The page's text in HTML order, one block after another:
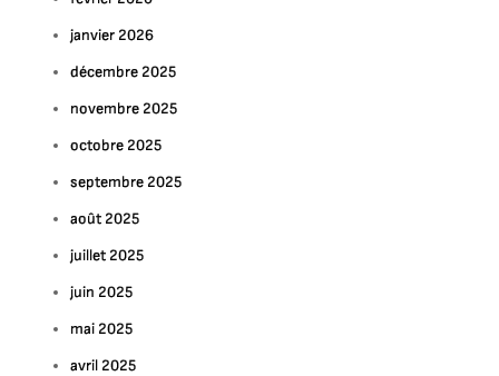
janvier 2026
décembre 2025
novembre 2025
octobre 2025
septembre 2025
août 2025
juillet 2025
juin 2025
mai 2025
avril 2025